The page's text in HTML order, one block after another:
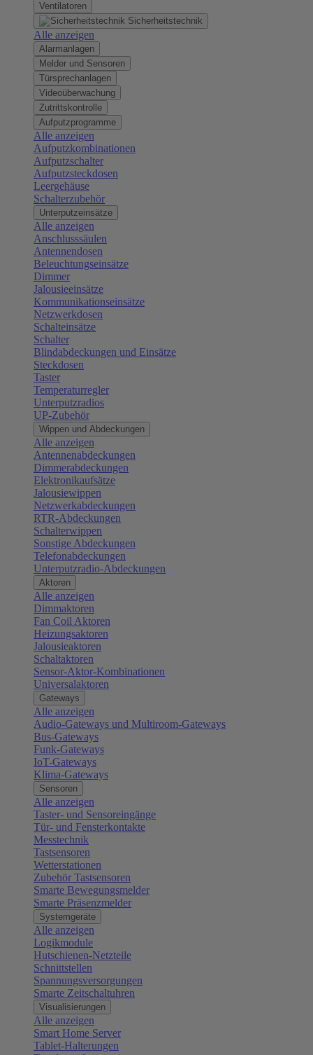
Ventilatoren
Sicherheitstechnik
Alle anzeigen
Alarmanlagen
Melder und Sensoren
Türsprechanlagen
Videoüberwachung
Zutrittskontrolle
Aufputzprogramme
Alle anzeigen
Aufputzkombinationen
Aufputzschalter
Aufputzsteckdosen
Leergehäuse
Schalterzubehör
Unterputzeinsätze
Alle anzeigen
Anschlusssäulen
Antennendosen
Beleuchtungseinsätze
Dimmer
Jalousieeinsätze
Kommunikationseinsätze
Netzwerkdosen
Schalteinsätze
Schalter
Blindabdeckungen und Einsätze
Steckdosen
Taster
Temperaturregler
Unterputzradios
UP-Zubehör
Wippen und Abdeckungen
Alle anzeigen
Antennenabdeckungen
Dimmerabdeckungen
Elektronikaufsätze
Jalousiewippen
Netzwerkabdeckungen
RTR-Abdeckungen
Schalterwippen
Sonstige Abdeckungen
Telefonabdeckungen
Unterputzradio-Abdeckungen
Aktoren
Alle anzeigen
Dimmaktoren
Fan Coil Aktoren
Heizungsaktoren
Jalousieaktoren
Schaltaktoren
Sensor-Aktor-Kombinationen
Universalaktoren
Gateways
Alle anzeigen
Audio-Gateways und Multiroom-Gateways
Bus-Gateways
Funk-Gateways
IoT-Gateways
Klima-Gateways
Sensoren
Alle anzeigen
Taster- und Sensoreingänge
Tür- und Fensterkontakte
Messtechnik
Tastsensoren
Wetterstationen
Zubehör Tastsensoren
Smarte Bewegungsmelder
Smarte Präsenzmelder
Systemgeräte
Alle anzeigen
Logikmodule
Hutschienen-Netzteile
Schnittstellen
Spannungsversorgungen
Smarte Zeitschaltuhren
Visualisierungen
Alle anzeigen
Smart Home Server
Tablet-Halterungen